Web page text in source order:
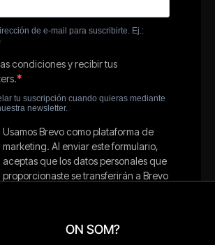
ON SOM?